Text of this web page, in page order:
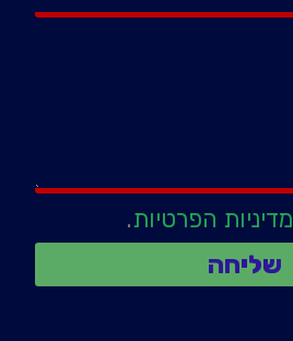
מדיניות הפרטיות.
שליחה